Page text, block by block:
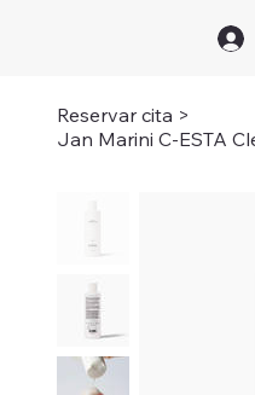
Reservar cita >
Jan Marini C-ESTA